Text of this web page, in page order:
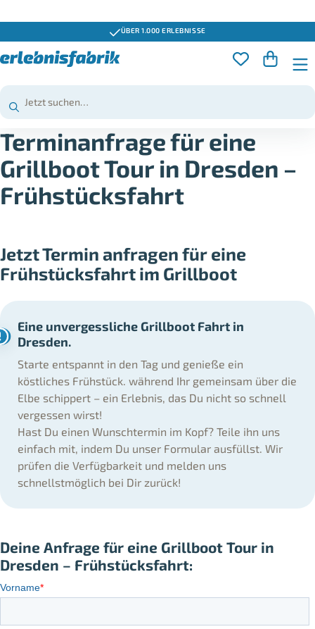
ÜBER 1.000 ERLEBNISSE
Terminanfrage für eine
Grillboot Tour in Dresden –
Frühstücksfahrt
Jetzt Termin anfragen für eine
Frühstücksfahrt im Grillboot
Eine unvergessliche Grillboot Fahrt in
Dresden.
Starte entspannt in den Tag und genieße ein
köstliches Frühstück. während Ihr gemeinsam über die
Elbe schippert – ein Erlebnis, das Du nicht so schnell
vergessen wirst!
Hast Du einen Wunschtermin im Kopf? Teile ihn uns
einfach mit, indem Du unser Formular ausfüllst. Wir
prüfen die Verfügbarkeit und melden uns
schnellstmöglich bei Dir zurück!
Deine Anfrage für eine Grillboot Tour in
Dresden – Frühstücksfahrt: